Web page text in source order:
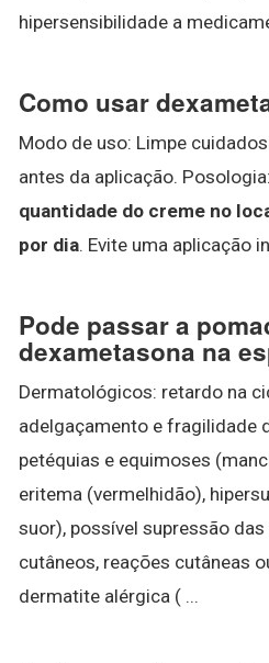
hipersensibilidade a
Como usar
Modo de uso: Limpe
antes da aplicação. Posologia:
quantidade do creme no
por dia. Evite uma aplicação
Pode passar a
dexametasona na
Dermatológicos: retardo na
adelgaçamento e fragilidade
petéquias e equimoses
eritema (vermelhidão),
suor), possível supressão
cutâneos, reações cutâneas
dermatite alérgica ( ...